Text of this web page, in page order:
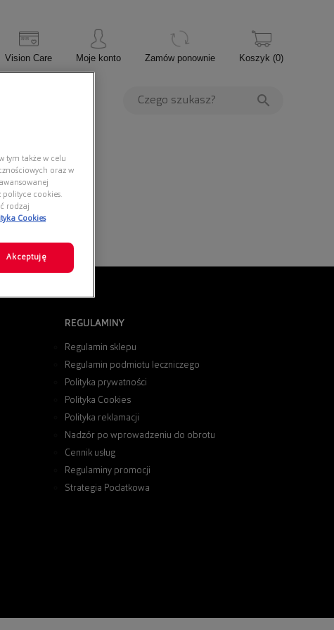
Vision Care Moje konto Zamów ponownie Koszyk (0)
REGULAMINY
Regulamin sklepu
Regulamin podmiotu leczniczego
Polityka prywatności
Polityka Cookies
Polityka reklamacji
Nadzór po wprowadzeniu do obrotu
Cennik usług
Regulaminy promocji
Strategia Podatkowa
tym także w celu
oraz w
polityce cookies.
rodzaj
Cookies
Akceptuję